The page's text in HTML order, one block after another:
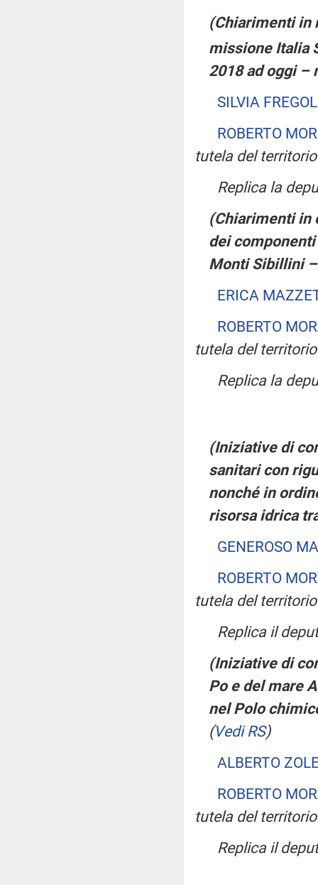
(Chiarimenti in
missione Italia
2018 ad oggi –
SILVIA
ROBERTO
tutela del
Replica la
(Chiarimenti in
dei
Monti Sibillini
ERICA
ROBERTO
tutela del
Replica la
(Iniziative di
sanitari con
nonché in
risorsa idrica
GENEROSO
ROBERTO
tutela del
Replica il
(Iniziative di
Po e del mare
nel Polo
(Vedi RS)
ALBERTO
ROBERTO
tutela del
Replica il